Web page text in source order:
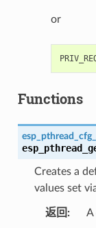
or
Functions
Creates a
values set
返回 A